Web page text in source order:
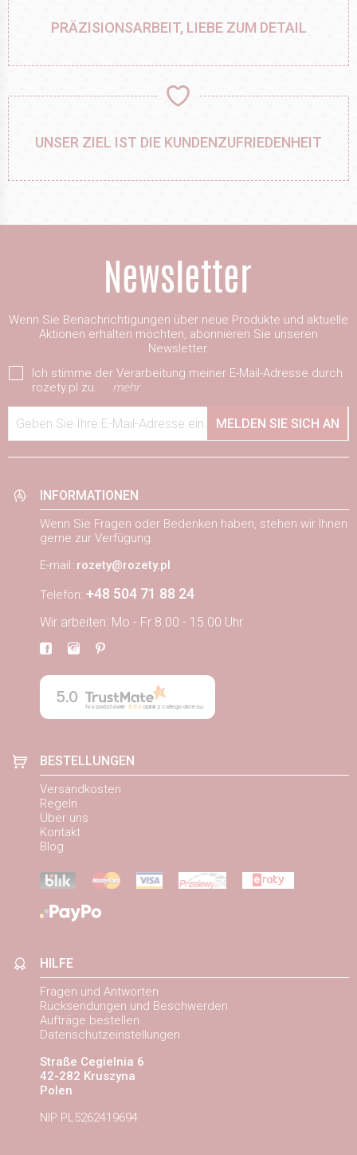
PRÄZISIONSARBEIT, LIEBE ZUM DETAIL
UNSER ZIEL IST DIE KUNDENZUFRIEDENHEIT
Wenn Sie Benachrichtigungen über neue Produkte und aktuelle
Aktionen erhalten möchten, abonnieren Sie unseren
Newsletter.
Ich stimme der Verarbeitung meiner E-Mail-Adresse durch
rozety.pl zu.
mehr
Geben Sie Ihre E-Mail-Adresse ein MELDEN SIE SICH AN
INFORMATIONEN
Wenn Sie Fragen oder Bedenken haben, stehen wir Ihnen
gerne zur Verfügung.
E-mail: rozety@rozety.pl
Telefon: +48 504 71 88 24
Wir arbeiten: Mo - Fr 8.00 - 15.00 Uhr
5.0
Na podstawie 884opinii z całego okresu
BESTELLUNGEN
Versandkosten
Regeln
Über uns
Kontakt
Blog
HILFE
Fragen und Antworten
Rücksendungen und Beschwerden
Aufträge bestellen
Datenschutzeinstellungen
Straße Cegielnia 6
42-282 Kruszyna
Polen
NIP PL5262419694